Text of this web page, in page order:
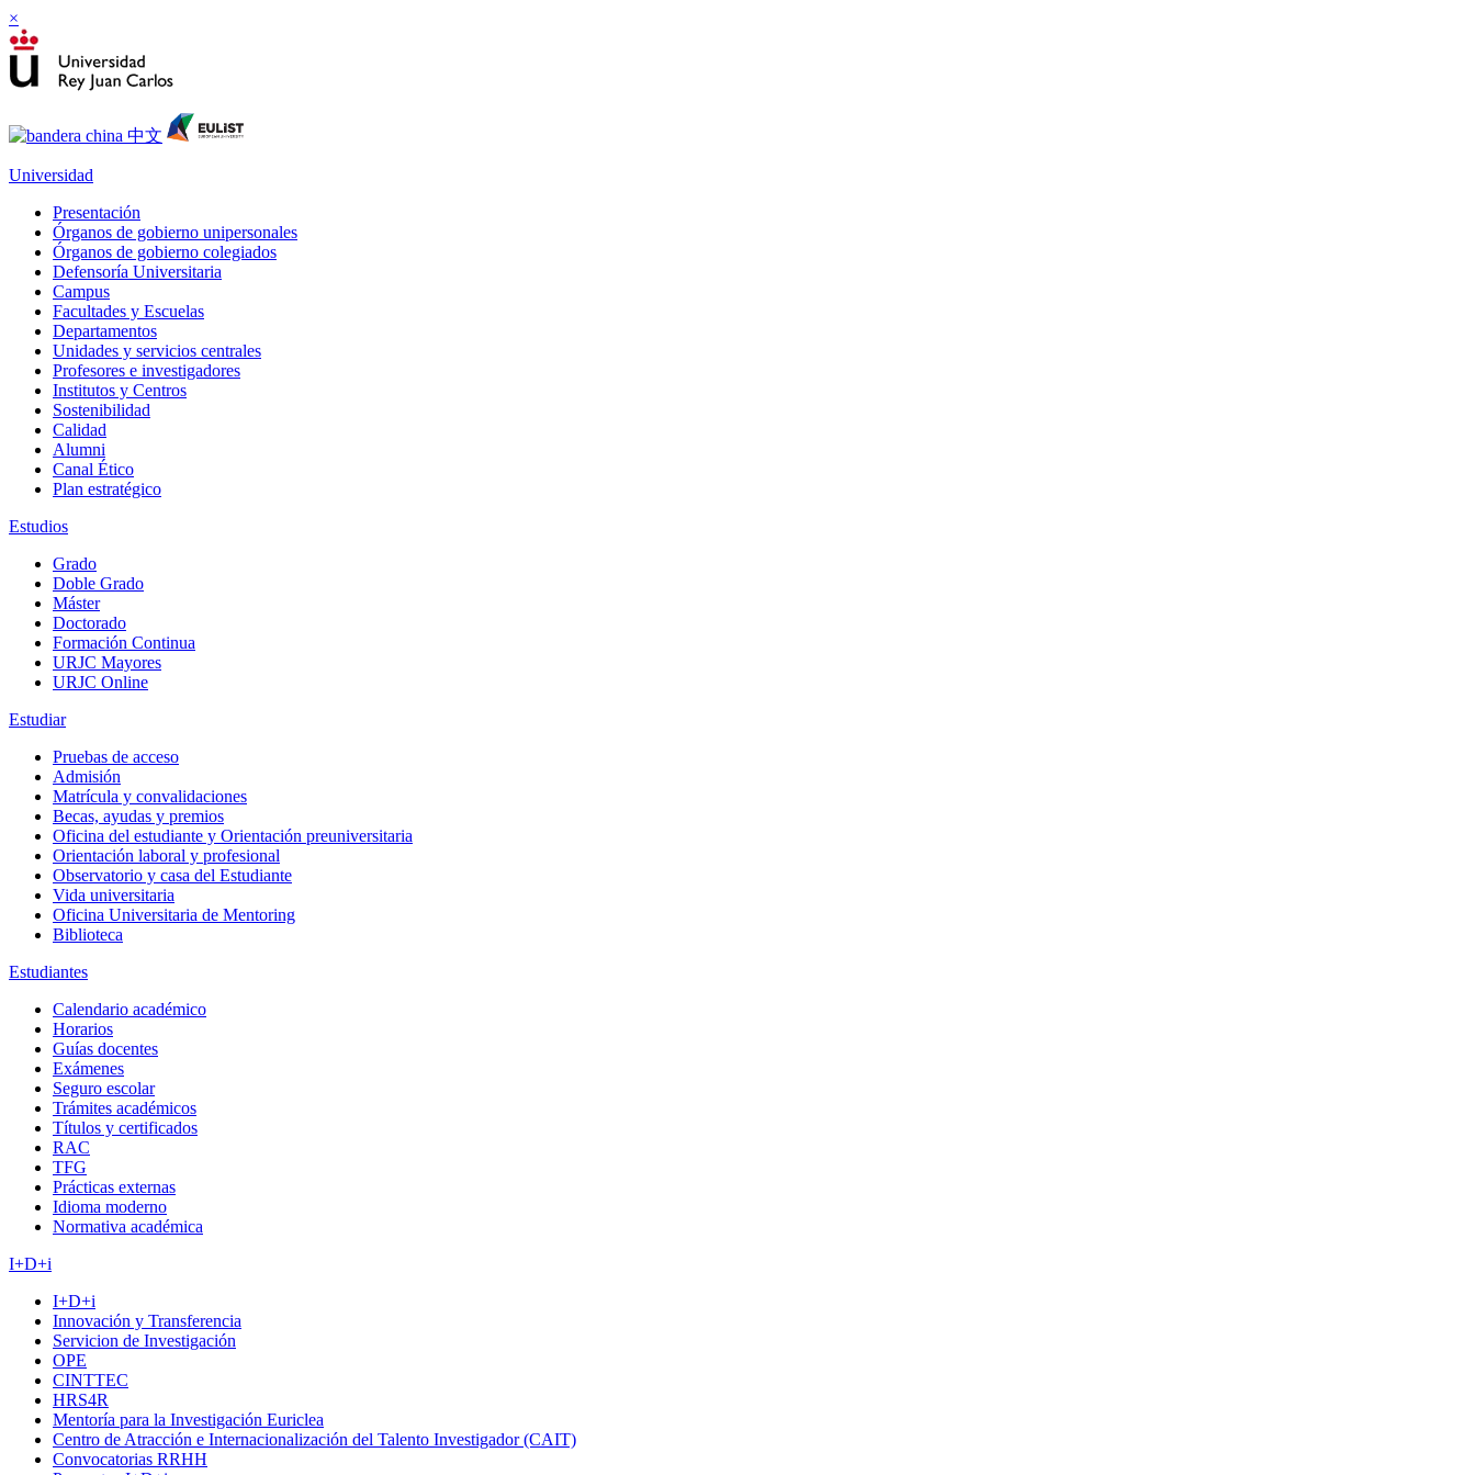
×
Universidad
Presentación
Órganos de gobierno unipersonales
Órganos de gobierno colegiados
Defensoría Universitaria
Campus
Facultades y Escuelas
Departamentos
Unidades y servicios centrales
Profesores e investigadores
Institutos y Centros
Sostenibilidad
Calidad
Alumni
Canal Ético
Plan estratégico
Estudios
Grado
Doble Grado
Máster
Doctorado
Formación Continua
URJC Mayores
URJC Online
Estudiar
Pruebas de acceso
Admisión
Matrícula y convalidaciones
Becas, ayudas y premios
Oficina del estudiante y Orientación preuniversitaria
Orientación laboral y profesional
Observatorio y casa del Estudiante
Vida universitaria
Oficina Universitaria de Mentoring
Biblioteca
Estudiantes
Calendario académico
Horarios
Guías docentes
Exámenes
Seguro escolar
Trámites académicos
Títulos y certificados
RAC
TFG
Prácticas externas
Idioma moderno
Normativa académica
I+D+i
I+D+i
Innovación y Transferencia
Servicion de Investigación
OPE
CINTTEC
HRS4R
Mentoría para la Investigación Euriclea
Centro de Atracción e Internacionalización del Talento Investigador (CAIT)
Convocatorias RRHH